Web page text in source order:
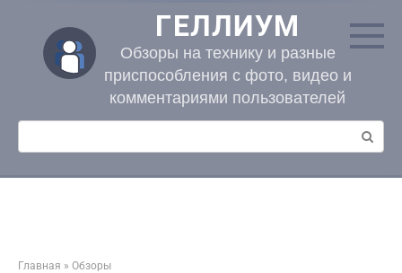
контенту
ГЕЛЛИУМ
Обзоры на технику и разные
приспособления с фото, видео и
комментариями пользователей
Поиск:
Главная » Обзоры